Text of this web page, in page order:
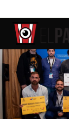
al
contenido
El
Tu espacio de
latinoamericana